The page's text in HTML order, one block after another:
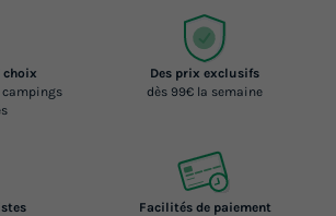
choix
campings
Des prix exclusifs
dès 99€ la semaine
Facilités de paiement